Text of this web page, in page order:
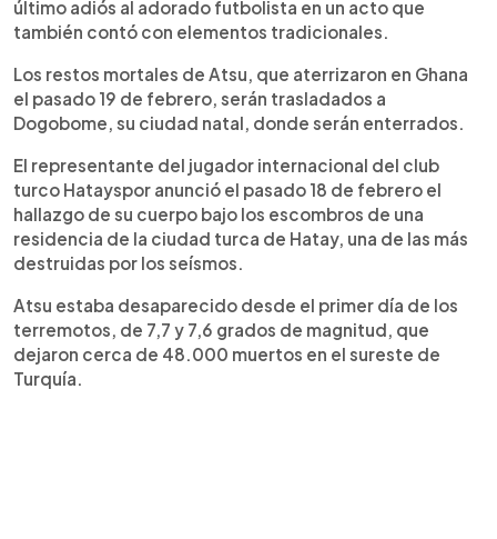
último adiós al adorado futbolista en un acto que
también contó con elementos tradicionales.
Los restos mortales de Atsu, que aterrizaron en Ghana
el pasado 19 de febrero, serán trasladados a
Dogobome, su ciudad natal, donde serán enterrados.
El representante del jugador internacional del club
turco Hatayspor anunció el pasado 18 de febrero el
hallazgo de su cuerpo bajo los escombros de una
residencia de la ciudad turca de Hatay, una de las más
destruidas por los seísmos.
Atsu estaba desaparecido desde el primer día de los
terremotos, de 7,7 y 7,6 grados de magnitud, que
dejaron cerca de 48.000 muertos en el sureste de
Turquía.